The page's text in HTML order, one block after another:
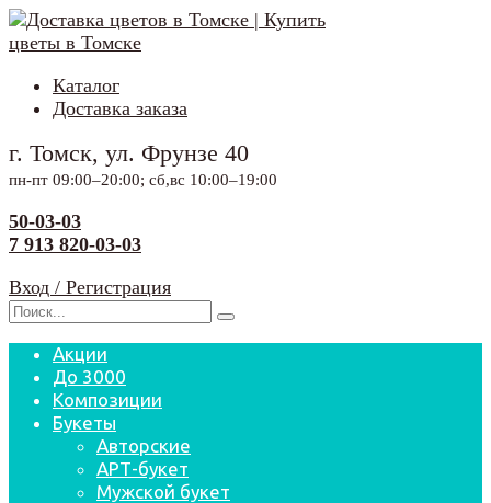
Перейти
к
Каталог
Доставка заказа
г. Томск, ул. Фрунзе 40
пн-пт 09:00–20:00; сб,вс 10:00–19:00
50-03-03
7 913 820-03-03
Вход / Регистрация
Search
Акции
До 3000
Композиции
Букеты
Авторские
АРТ-букет
Мужской букет